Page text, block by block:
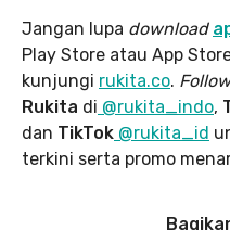
Jangan lupa download
Play Store atau App
kunjungi rukita.co. Follow
Rukita di @rukita_indo,
dan TikTok @rukita_id
terkini serta promo